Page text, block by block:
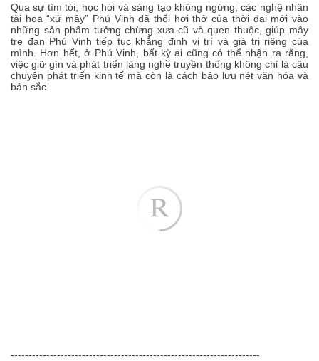
Qua sự tìm tòi, học hỏi và sáng tạo không ngừng, các nghệ nhân
tài hoa “xứ mây” Phú Vinh đã thổi hơi thở của thời đại mới vào
những sản phẩm tưởng chừng xưa cũ và quen thuộc, giúp mây
tre đan Phú Vinh tiếp tục khẳng định vị trí và giá trị riêng của
mình. Hơn hết, ở Phú Vinh, bất kỳ ai cũng có thể nhận ra rằng,
việc giữ gìn và phát triển làng nghề truyền thống không chỉ là câu
chuyện phát triển kinh tế mà còn là cách bảo lưu nét văn hóa và
bản sắc.
----------------------------------------------------------------------